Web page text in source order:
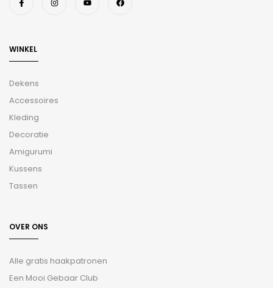
WINKEL
Dekens
Accessoires
Kleding
Decoratie
Amigurumi
Kussens
Tassen
OVER ONS
Alle gratis haakpatronen
Een Mooi Gebaar Club